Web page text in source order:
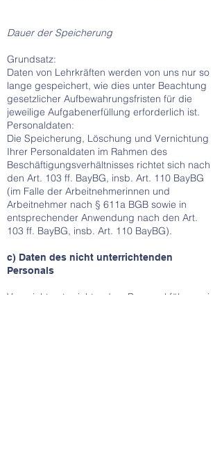
Dauer der Speicherung
Grundsatz:
Daten von Lehrkräften werden von uns nur so
lange gespeichert, wie dies unter Beachtung
gesetzlicher Aufbewahrungsfristen für die
jeweilige Aufgabenerfüllung erforderlich ist.
Personaldaten:
Die Speicherung, Löschung und Vernichtung
Ihrer Personaldaten im Rahmen des
Beschäftigungsverhältnisses richtet sich nach
den Art. 103 ff. BayBG, insb. Art. 110 BayBG
(im Falle der Arbeitnehmerinnen und
Arbeitnehmer nach § 611a BGB sowie in
entsprechender Anwendung nach den Art.
103 ff. BayBG, insb. Art. 110 BayBG).
c) Daten des nicht unterrichtenden
Personals
Von nicht unterrichtendem Personal führen wir